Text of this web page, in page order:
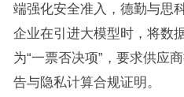
端强化安全准入，德勤与思
企业在引进大模型时，将数
为“一票否决项”，要求供应
告与隐私计算合规证明。